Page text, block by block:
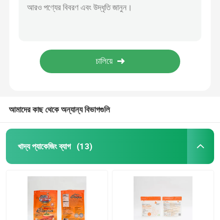
স্ট্যান্ড আপ পাউচ
থার্মোফর্মিং ফিল্ম
প্লাস্টিক প্যাকেজিং ফিল্ম
আমাদের কাছ থেকে অন্যান্য বিভাগগুলি
খাদ্য প্যাকেজিং ব্যাগ (13)